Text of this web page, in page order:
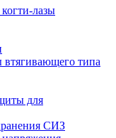
лазы
втягивающего типа
для
СИЗ